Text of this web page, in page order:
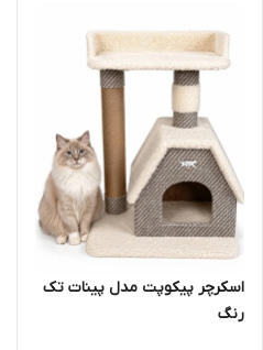
اسکرچر پیکوپت مدل پینات تک
رنگ